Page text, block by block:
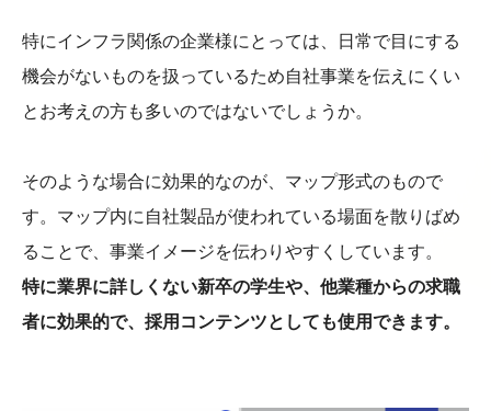
特にインフラ関係の企業様にとっては、日常で目にする
機会がないものを扱っているため自社事業を伝えにくい
とお考えの方も多いのではないでしょうか。
そのような場合に効果的なのが、マップ形式のもので
す。マップ内に自社製品が使われている場面を散りばめ
ることで、事業イメージを伝わりやすくしています。
特に業界に詳しくない新卒の学生や、他業種からの求職
者に効果的で、採用コンテンツとしても使用できます。